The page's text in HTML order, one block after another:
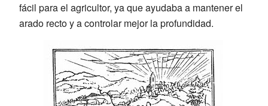
fácil para el agricultor, ya que ayudaba a mantener el
arado recto y a controlar mejor la profundidad.